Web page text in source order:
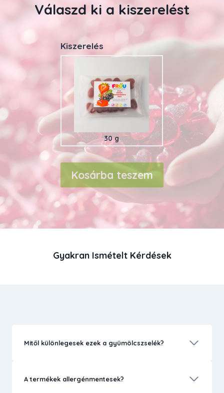
Válaszd ki a kiszerelést
Kiszerelés
30 g
Kosárba teszem
Gyakran Ismételt Kérdések
Mitől különlegesek ezek a gyümölcszselék?
A termékek allergénmentesek?